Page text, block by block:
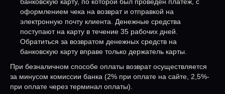
оформлением чека на возврат и отправкой на
электронную почту клиента. Денежные средства
поступают на карту в течение 35 рабочих дней.
Обратиться за возвратом денежных средств на
банковскую карту вправе только держатель карты.
При безналичном способе оплаты возврат осуществляется
за минусом комиссии банка (2% при оплате на сайте, 2,5%-
при оплате через терминал оплаты).